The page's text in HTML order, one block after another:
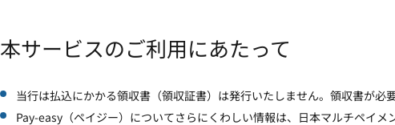
本サービスのご利用にあたって
当行は払込にかかる領収書（領収証書）は発行いたしません。領収書が必
Pay-easy（ペイジー）についてさらにくわしい情報は、日本マルチペイ